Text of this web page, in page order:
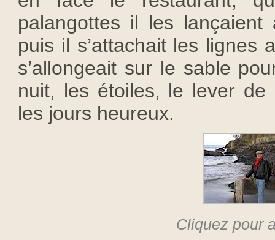
palangottes il les
puis il s’attachait les lignes
s’allongeait sur le sable
nuit, les étoiles, le lever de
les jours heureux.
Cliquez pour